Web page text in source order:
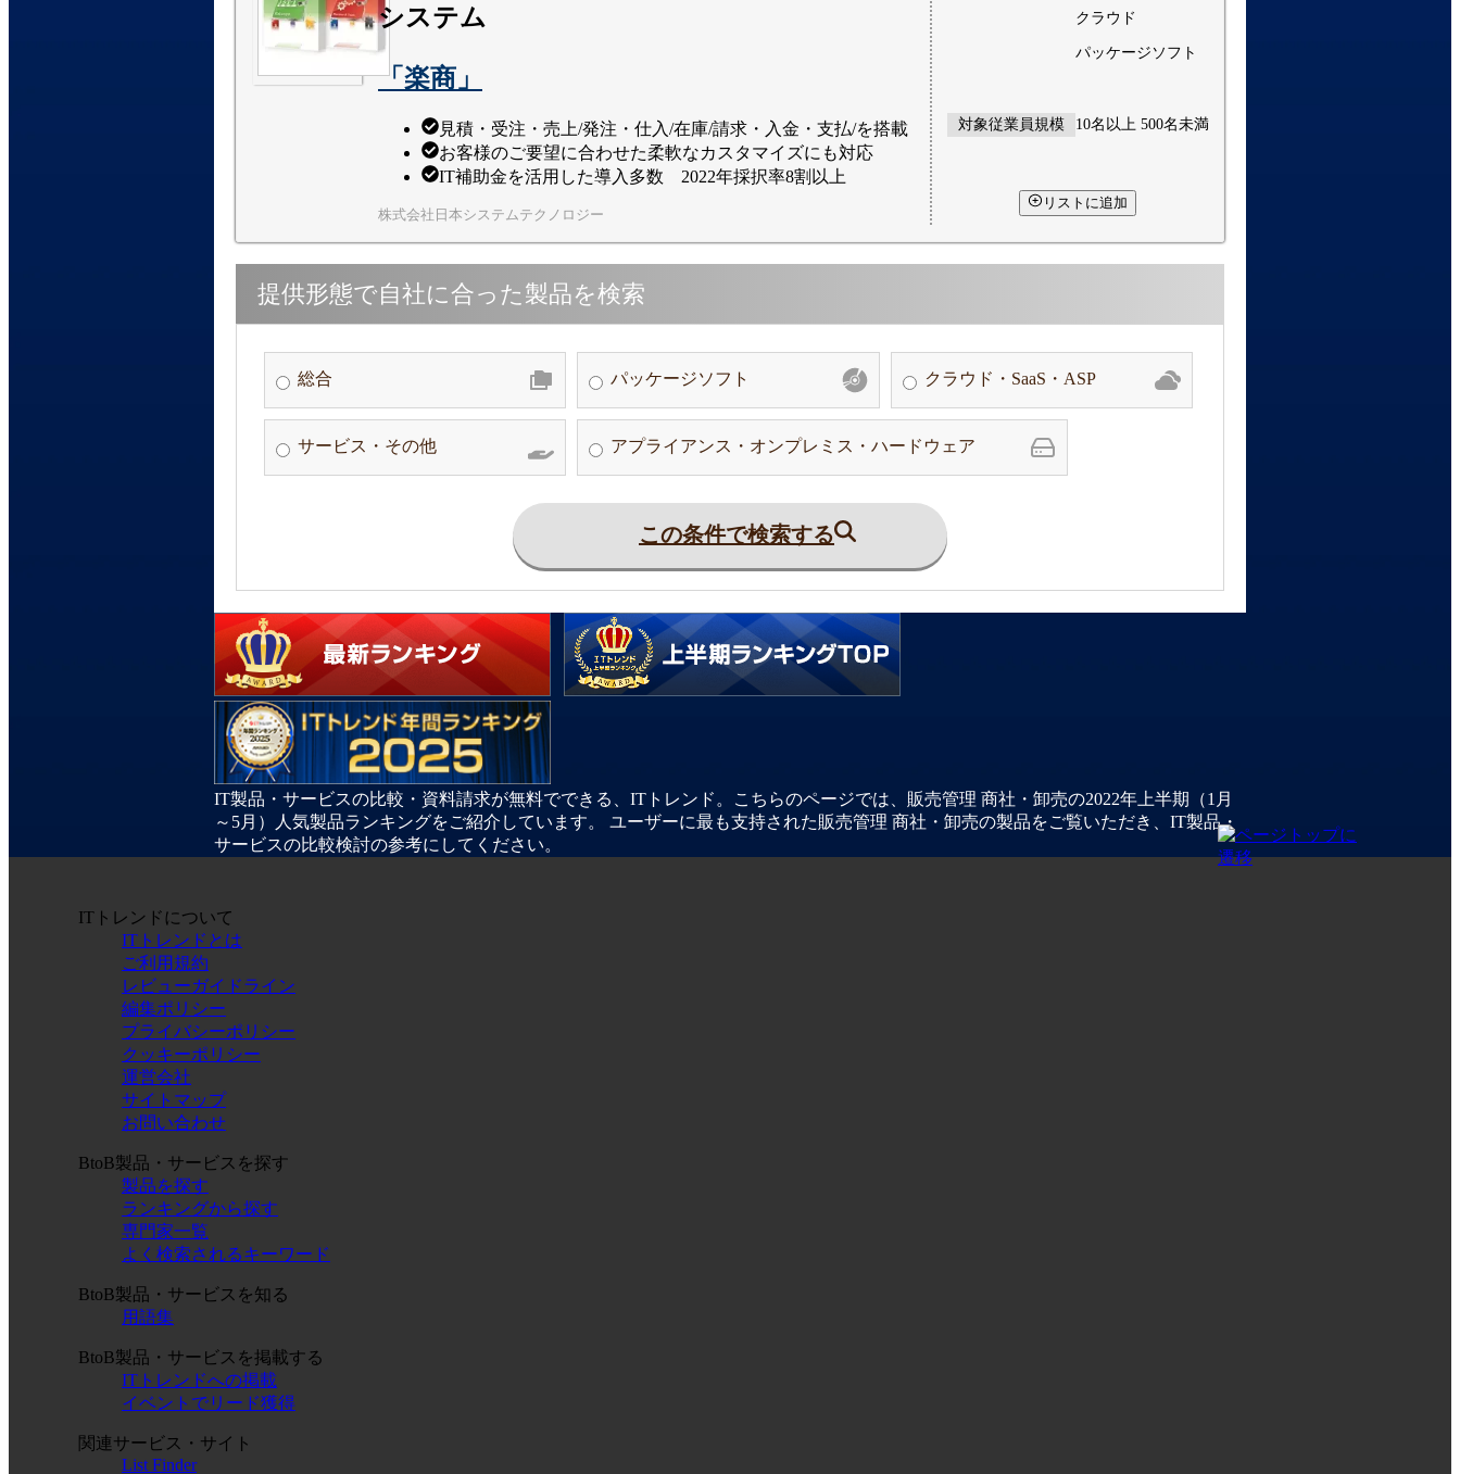
システム
「楽商」
見積・受注・売上/発注・仕入/在庫/請求・入金・支払/を搭載
お客様のご要望に合わせた柔軟なカスタマイズにも対応
IT補助金を活用した導入多数 2022年採択率8割以上
株式会社日本システムテクノロジー
クラウド
パッケージソフト
対象従業員規模 10名以上 500名未満
リストに追加
提供形態で自社に合った製品を検索
総合 パッケージソフト クラウド・SaaS・ASP
サービス・その他 アプライアンス・オンプレミス・ハードウェア
この条件で検索する
IT製品・サービスの比較・資料請求が無料でできる、ITトレンド。こちらのページでは、販売管理 商社・卸売の2022年上半期（1月
～5月）人気製品ランキングをご紹介しています。 ユーザーに最も支持された販売管理 商社・卸売の製品をご覧いただき、IT製品・
サービスの比較検討の参考にしてください。
ITトレンドについて
ITトレンドとは
ご利用規約
レビューガイドライン
編集ポリシー
プライバシーポリシー
クッキーポリシー
運営会社
サイトマップ
お問い合わせ
BtoB製品・サービスを探す
製品を探す
ランキングから探す
専門家一覧
よく検索されるキーワード
BtoB製品・サービスを知る
用語集
BtoB製品・サービスを掲載する
ITトレンドへの掲載
イベントでリード獲得
関連サービス・サイト
List Finder